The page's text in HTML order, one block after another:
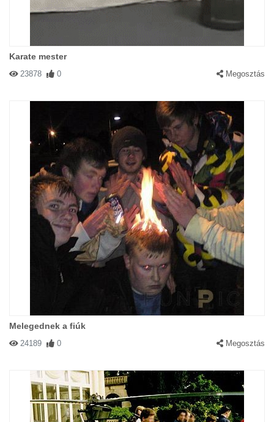
Karate mester
23878 0 Megosztás
Melegednek a fiúk
24189 0 Megosztás